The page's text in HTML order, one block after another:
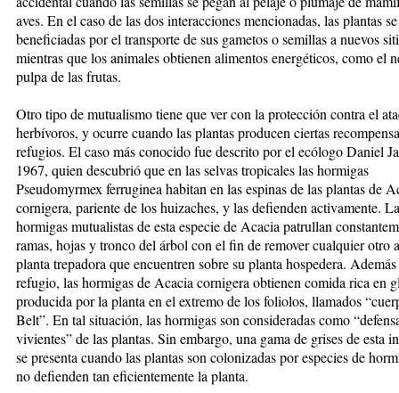
aves. En el caso de las dos interacciones mencionadas, las plantas
beneficiadas por el transporte de sus gametos o semillas a nuevos
mientras que los animales obtienen alimentos energéticos, como el
pulpa de las frutas.
Otro tipo de mutualismo tiene que ver con la protección contra el
herbívoros, y ocurre cuando las plantas producen ciertas
refugios. El caso más conocido fue descrito por el ecólogo Daniel
1967, quien descubrió que en las selvas tropicales las hormigas
Pseudomyrmex ferruginea habitan en las espinas de las plantas de
cornigera, pariente de los huizaches, y las defienden activamente.
hormigas mutualistas de esta especie de Acacia patrullan
ramas, hojas y tronco del árbol con el fin de remover cualquier otro
planta trepadora que encuentren sobre su planta hospedera.
refugio, las hormigas de Acacia cornigera obtienen comida rica en
producida por la planta en el extremo de los foliolos, llamados
Belt”. En tal situación, las hormigas son consideradas como
vivientes” de las plantas. Sin embargo, una gama de grises de esta
se presenta cuando las plantas son colonizadas por especies de
no defienden tan eficientemente la planta.